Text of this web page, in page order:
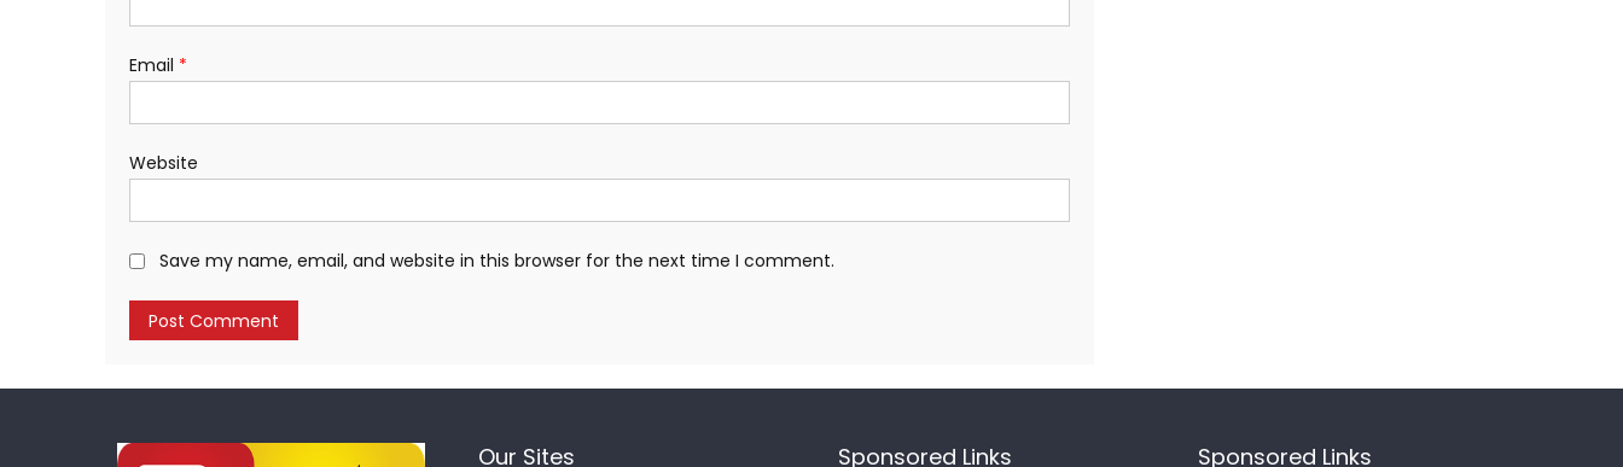
Email *
Website
Save my name, email, and website in this browser for the next time I comment.
Our Sites Sponsored Links Sponsored Links